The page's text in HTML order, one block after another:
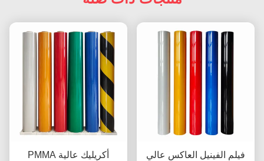
PMMA أكريليك عالية
فيلم الفينيل العاكس عالي